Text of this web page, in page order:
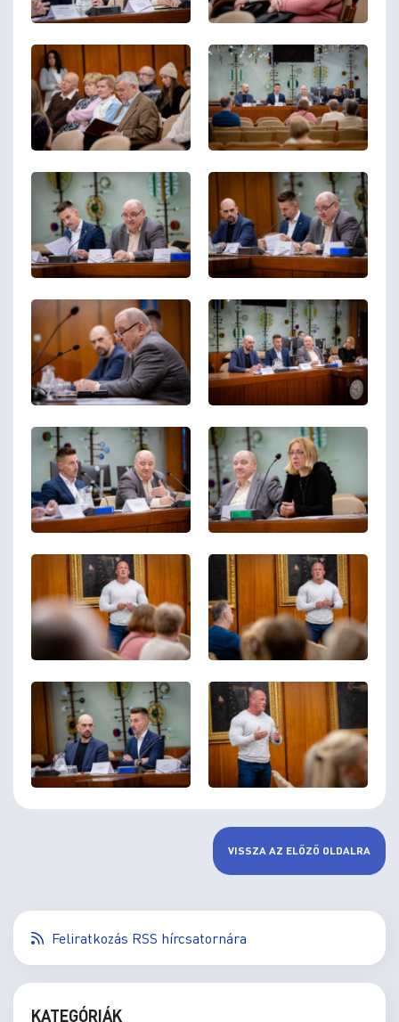
VISSZA AZ ELŐZŐ OLDALRA
Feliratkozás RSS hírcsatornára
KATEGÓRIÁK